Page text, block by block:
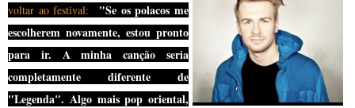
voltar ao festival:
"Se os polacos me
escolherem novamente, estou pronto
para ir. A minha canção seria
completamente diferente de
"Legenda". Algo mais pop oriental,